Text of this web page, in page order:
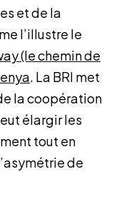
et de la
l’illustre le
(le chemin de
. La BRI met
la coopération
élargir les
tout en
de